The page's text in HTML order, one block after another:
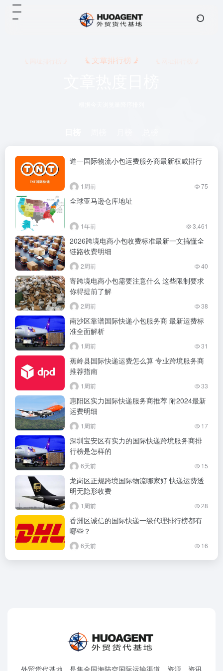
文章排行榜
道一国际物流小包运费服务商最新权威排行
1周前 75
全球亚马逊仓库地址
1年前 3,461
2026跨境电商小包收费标准最新一文搞懂全
链路收费明细
2周前 40
寄跨境电商小包需要注意什么 这些限制要求
你得提前了解
2周前 38
南沙区靠谱国际快递小包服务商 最新运费标
准全面解析
1周前 31
蕉岭县国际快递运费怎么算 专业跨境服务商
推荐指南
1周前 33
惠阳区实力国际快递服务商推荐 附2024最新
运费明细
1周前 17
深圳宝安区有实力的国际快递跨境服务商排
行榜是怎样的
6天前 15
龙岗区正规跨境国际物流哪家好 快递运费透
明无隐形收费
1周前 28
香洲区诚信的国际快递一级代理排行榜都有
哪些？
6天前 16
外贸货代基地，是集全国海陆空国际运输渠道、资源、资讯